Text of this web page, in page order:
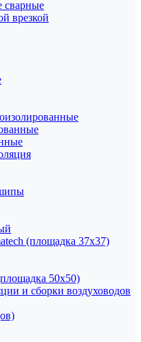
сварные
врезкой
(площадка 37х37)
50х50)
и сборки воздуховодов